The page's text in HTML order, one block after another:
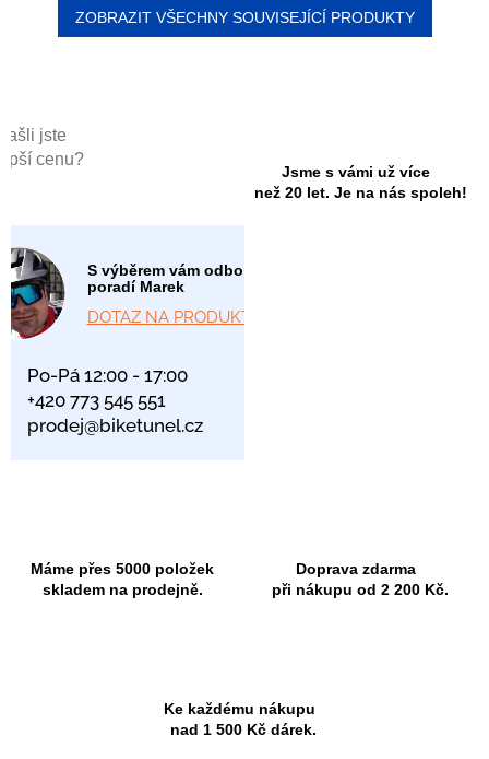
jste
cenu?
S výběrem vám odborně
poradí Marek
DOTAZ NA PRODUKT
Po-Pá 12:00 - 17:00
+420 773 545 551
prodej@biketunel.cz
Jsme s vámi už více
než 20 let. Je na nás spoleh!
Máme přes 5000 položek
skladem na prodejně.
Doprava zdarma
při nákupu od 2 200 Kč.
Ke každému nákupu
nad 1 500 Kč dárek.
ZOBRAZIT VŠECHNY SOUVISEJÍCÍ PRODUKTY